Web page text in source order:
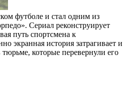
футболе и стал одним из
Сериал реконструирует
путь спортсмена к
экранная история затрагивает и
которые перевернули его